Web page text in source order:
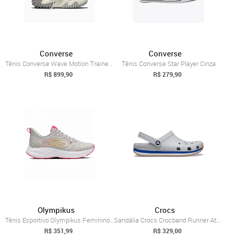
Converse
Tênis Converse Wave Motion Trainer Cinza
R$ 899,90
Converse
Tênis Converse Star Player Cinza
R$ 279,90
Olympikus
Tênis Esportivo Olympikus Feminino Swift 5 Cinza
R$ 351,99
Crocs
Sandália Crocs Crocband Runner Atmosphere Cinza
R$ 329,00